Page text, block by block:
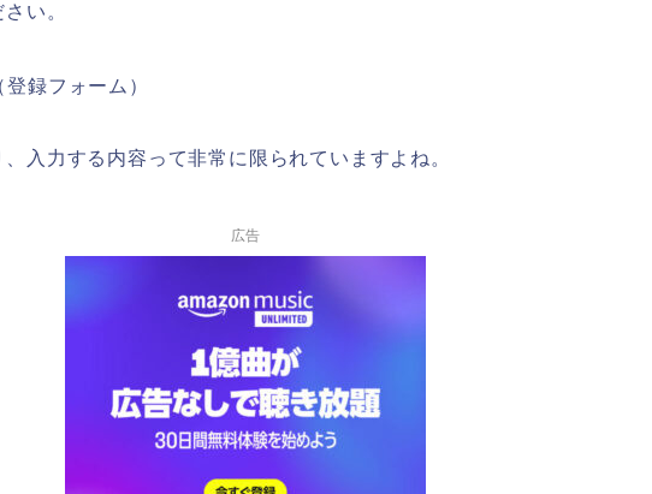
い。
登録フォーム）
入力する内容って非常に限られていますよね。
広告